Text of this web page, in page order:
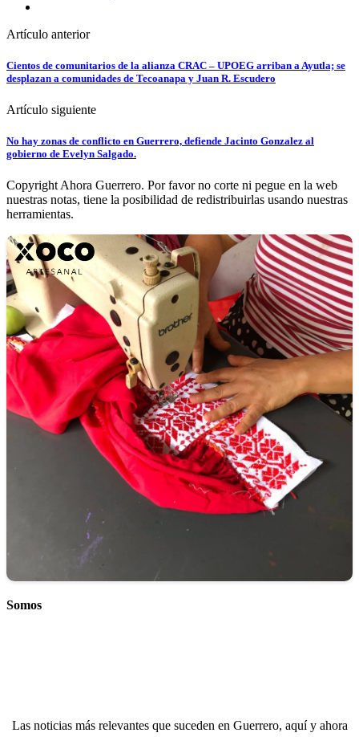
Artículo anterior
Cientos de comunitarios de la alianza CRAC – UPOEG arriban a Ayutla; se
desplazan a comunidades de Tecoanapa y Juan R. Escudero
Artículo siguiente
No hay zonas de conflicto en Guerrero, defiende Jacinto Gonzalez al
gobierno de Evelyn Salgado.
Copyright Ahora Guerrero. Por favor no corte ni pegue en la web
nuestras notas, tiene la posibilidad de redistribuirlas usando nuestras
herramientas.
Somos
Las noticias más relevantes que suceden en Guerrero, aquí y ahora